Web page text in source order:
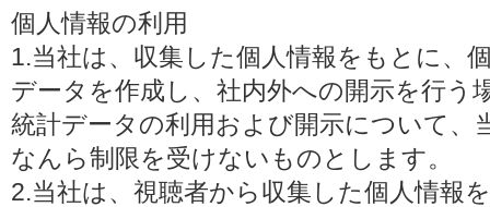
個人情報の利用
1.当社は、収集した個人情報をもとに、
データを作成し、社内外への開示を行う
統計データの利用および開示について、
なんら制限を受けないものとします。
2.当社は、視聴者から収集した個人情報